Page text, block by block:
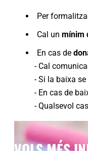
Per
Cal un mínim
En cas de
- Cal
- Si la baixa
- En cas de
- Qualsevol